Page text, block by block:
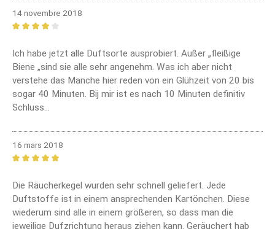
14 novembre 2018
Ich habe jetzt alle Duftsorte ausprobiert. Außer „fleißige
Biene „sind sie alle sehr angenehm. Was ich aber nicht
verstehe das Manche hier reden von ein Glühzeit von 20 bis
sogar 40 Minuten. Bij mir ist es nach 10 Minuten definitiv
Schluss...
16 mars 2018
Die Räucherkegel wurden sehr schnell geliefert. Jede
Duftstoffe ist in einem ansprechenden Kartönchen. Diese
wiederum sind alle in einem größeren, so dass man die
jeweilige Dufzrichtung heraus ziehen kann. Geräuchert hab